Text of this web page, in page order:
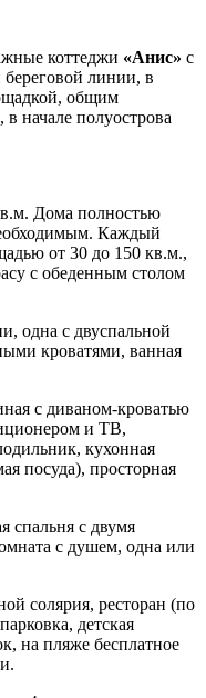
коттеджи «Анис» с
линии, в
общим
начале полуострова
Дома полностью
Каждый
от 30 до 150 кв.м.,
с обеденным столом
одна с двуспальной
кроватями, ванная
с диваном-кроватью
и ТВ,
кухонная
посуда), просторная
спальня с двумя
с душем, одна или
солярия, ресторан (по
детская
на пляже бесплатное